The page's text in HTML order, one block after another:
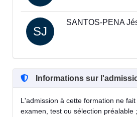
SJ
SANTOS-PENA
Informations sur
L'admission à cette formation ne
examen, test ou sélection préalable